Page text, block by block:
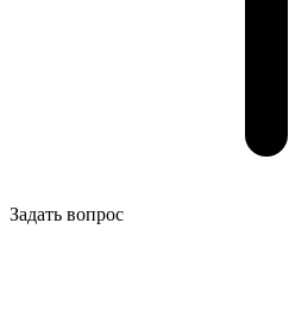
Задать вопрос